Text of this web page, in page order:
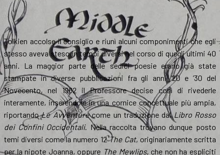
Tolkien accolse il consiglio e riunì alcuni componimenti che egli
stesso aveva steso in tempi diversi nel corso di quegli ultimi 40
anni. La maggior parte delle sedici poesie erano già state
stampate in diverse pubblicazioni fra gli anni ’20 e ’30 del
Novecento, nel 1962 il Professore decise così di rivederle
interamente, inserendole in una cornice concettuale più ampia,
riportandoLe Avventurecome un traduzione dalLibro Rosso
dei Confini Occidentali. Nella raccolta trovano dunque posto
temi diversi come la numero 12The Cat, originariamente scritta
per la nipote Joanna, oppure The Mewlips, che non ha espliciti